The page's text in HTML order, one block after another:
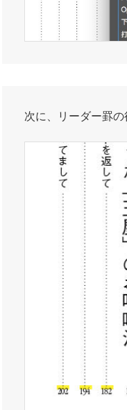
次に、リーダー罫